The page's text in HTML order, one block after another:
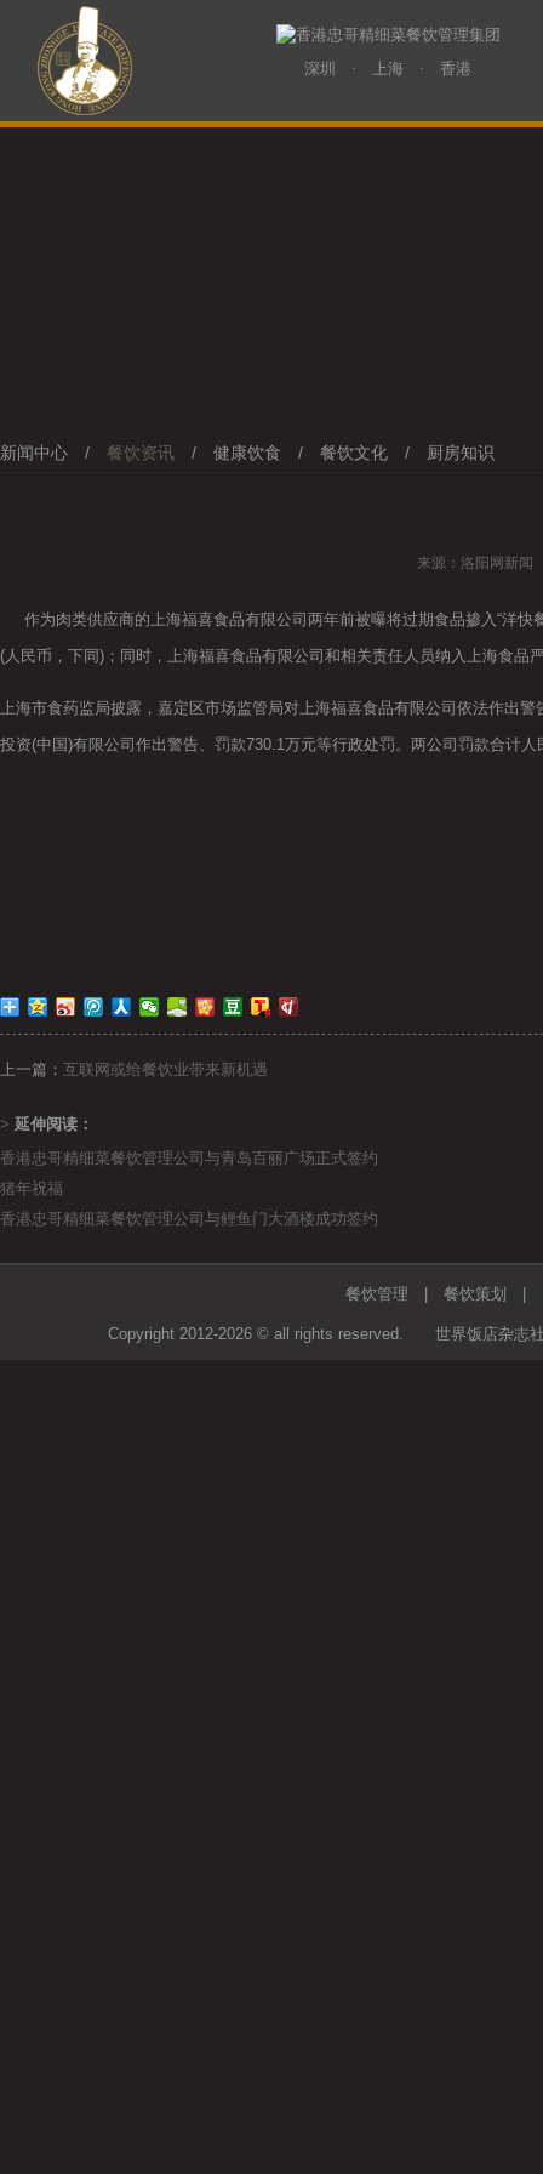
深圳 · 上海 · 香港
新闻中心 / 餐饮资讯 / 健康饮食 / 餐饮文化 / 厨房知识
来源：洛阳网
作为肉类供应商的上海福喜食品有限公司两年前被曝将过期食品掺入“洋快
(人民币，下同)；同时，上海福喜食品有限公司和相关责任人员纳入上海食品
上海市食药监局披露，嘉定区市场监管局对上海福喜食品有限公司依法作出
投资(中国)有限公司作出警告、罚款730.1万元等行政处罚。两公司罚款合计人
上一篇： 互联网或给餐饮业带来新机遇
> 延伸阅读：
香港忠哥精细菜餐饮管理公司与青岛百丽广场正式签约
猪年祝福
香港忠哥精细菜餐饮管理公司与鲤鱼门大酒楼成功签约
餐饮管理 餐饮策划
Copyright 2012-2026 © all rights reserved. 世界饭店杂志